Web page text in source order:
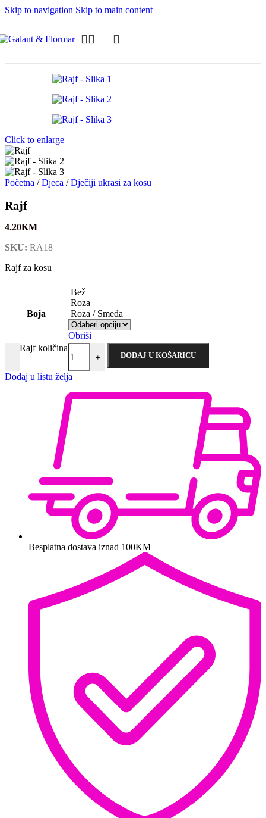
Skip to navigation Skip to main content
Click to enlarge
Početna / Djeca / Dječiji ukrasi za kosu
Rajf
4.20KM
SKU: RA18
Rajf za kosu
Boja
Bež
Roza
Roza / Smeđa
Obriši
-
Rajf količina
+ DODAJ U KOŠARICU
Dodaj u listu želja
Besplatna dostava iznad 100KM